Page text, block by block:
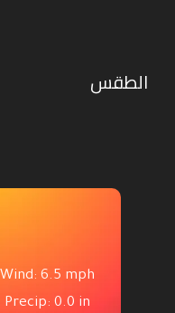
الطقس
Wind: 6.5 mph
Precip: 0.0 in